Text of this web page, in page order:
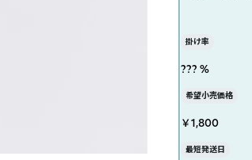
掛け率
??? %
希望小売価格
￥1,800
最短発送日